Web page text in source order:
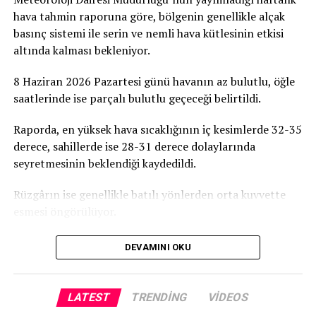
hava tahmin raporuna göre, bölgenin genellikle alçak
basınç sistemi ile serin ve nemli hava kütlesinin etkisi
altında kalması bekleniyor.
8 Haziran 2026 Pazartesi günü havanın az bulutlu, öğle
saatlerinde ise parçalı bulutlu geçeceği belirtildi.
Raporda, en yüksek hava sıcaklığının iç kesimlerde 32-35
derece, sahillerde ise 28-31 derece dolaylarında
seyretmesinin beklendiği kaydedildi.
Rüzgârın ise genellikle batılı yönlerden orta kuvvette
DEVAMINI OKU
LATEST TRENDING VIDEOS